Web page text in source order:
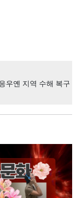
우옌 지역 수해 복구